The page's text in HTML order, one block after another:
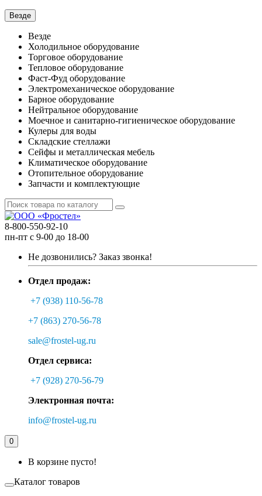
Везде
Везде
Холодильное оборудование
Торговое оборудование
Тепловое оборудование
Фаст-Фуд оборудование
Электромеханическое оборудование
Барное оборудование
Нейтральное оборудование
Моечное и санитарно-гигиеническое оборудование
Кулеры для воды
Складские стеллажи
Сейфы и металлическая мебель
Климатическое оборудование
Отопительное оборудование
Запчасти и комплектующие
8-800-550-92-10
пн-пт с 9-00 до 18-00
Не дозвонились? Заказ звонка!
Отдел продаж:
+7 (938) 110-56-78
+7 (863) 270-56-78
sale@frostel-ug.ru
Отдел сервиса:
+7 (928) 270-56-79
Электронная почта:
info@frostel-ug.ru
0
В корзине пусто!
Каталог товаров